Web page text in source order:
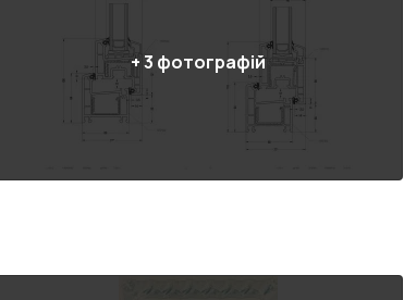
+3 фотографій